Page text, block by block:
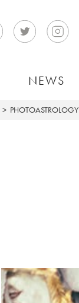
NEWS
PHOTOASTROLOGY